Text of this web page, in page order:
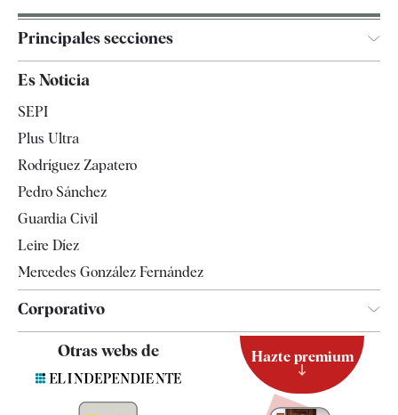
Principales secciones
España
Televisión
Es Noticia
SEPI
Plus Ultra
Rodríguez Zapatero
Pedro Sánchez
Guardia Civil
Leire Díez
Mercedes González Fernández
Corporativo
Contacto
Otras webs de Hazte premium